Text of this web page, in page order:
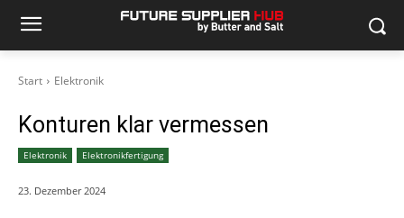
Start Elektronik
Konturen klar vermessen
Elektronik Elektronikfertigung
23. Dezember 2024